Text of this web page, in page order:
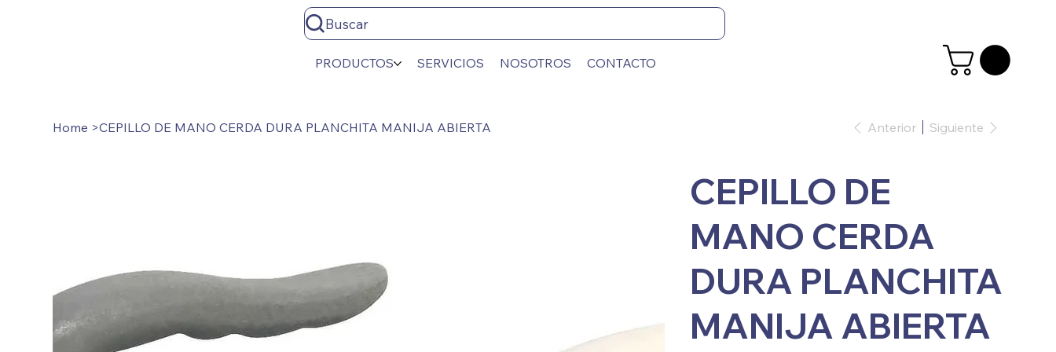
Buscar
PRODUCTOS SERVICIOS NOSOTROS CONTACTO
Home >CEPILLO DE MANO CERDA DURA PLANCHITA MANIJA ABIERTA Anterior Siguiente
CEPILLO DE
MANO CERDA
DURA PLANCHITA
MANIJA ABIERTA